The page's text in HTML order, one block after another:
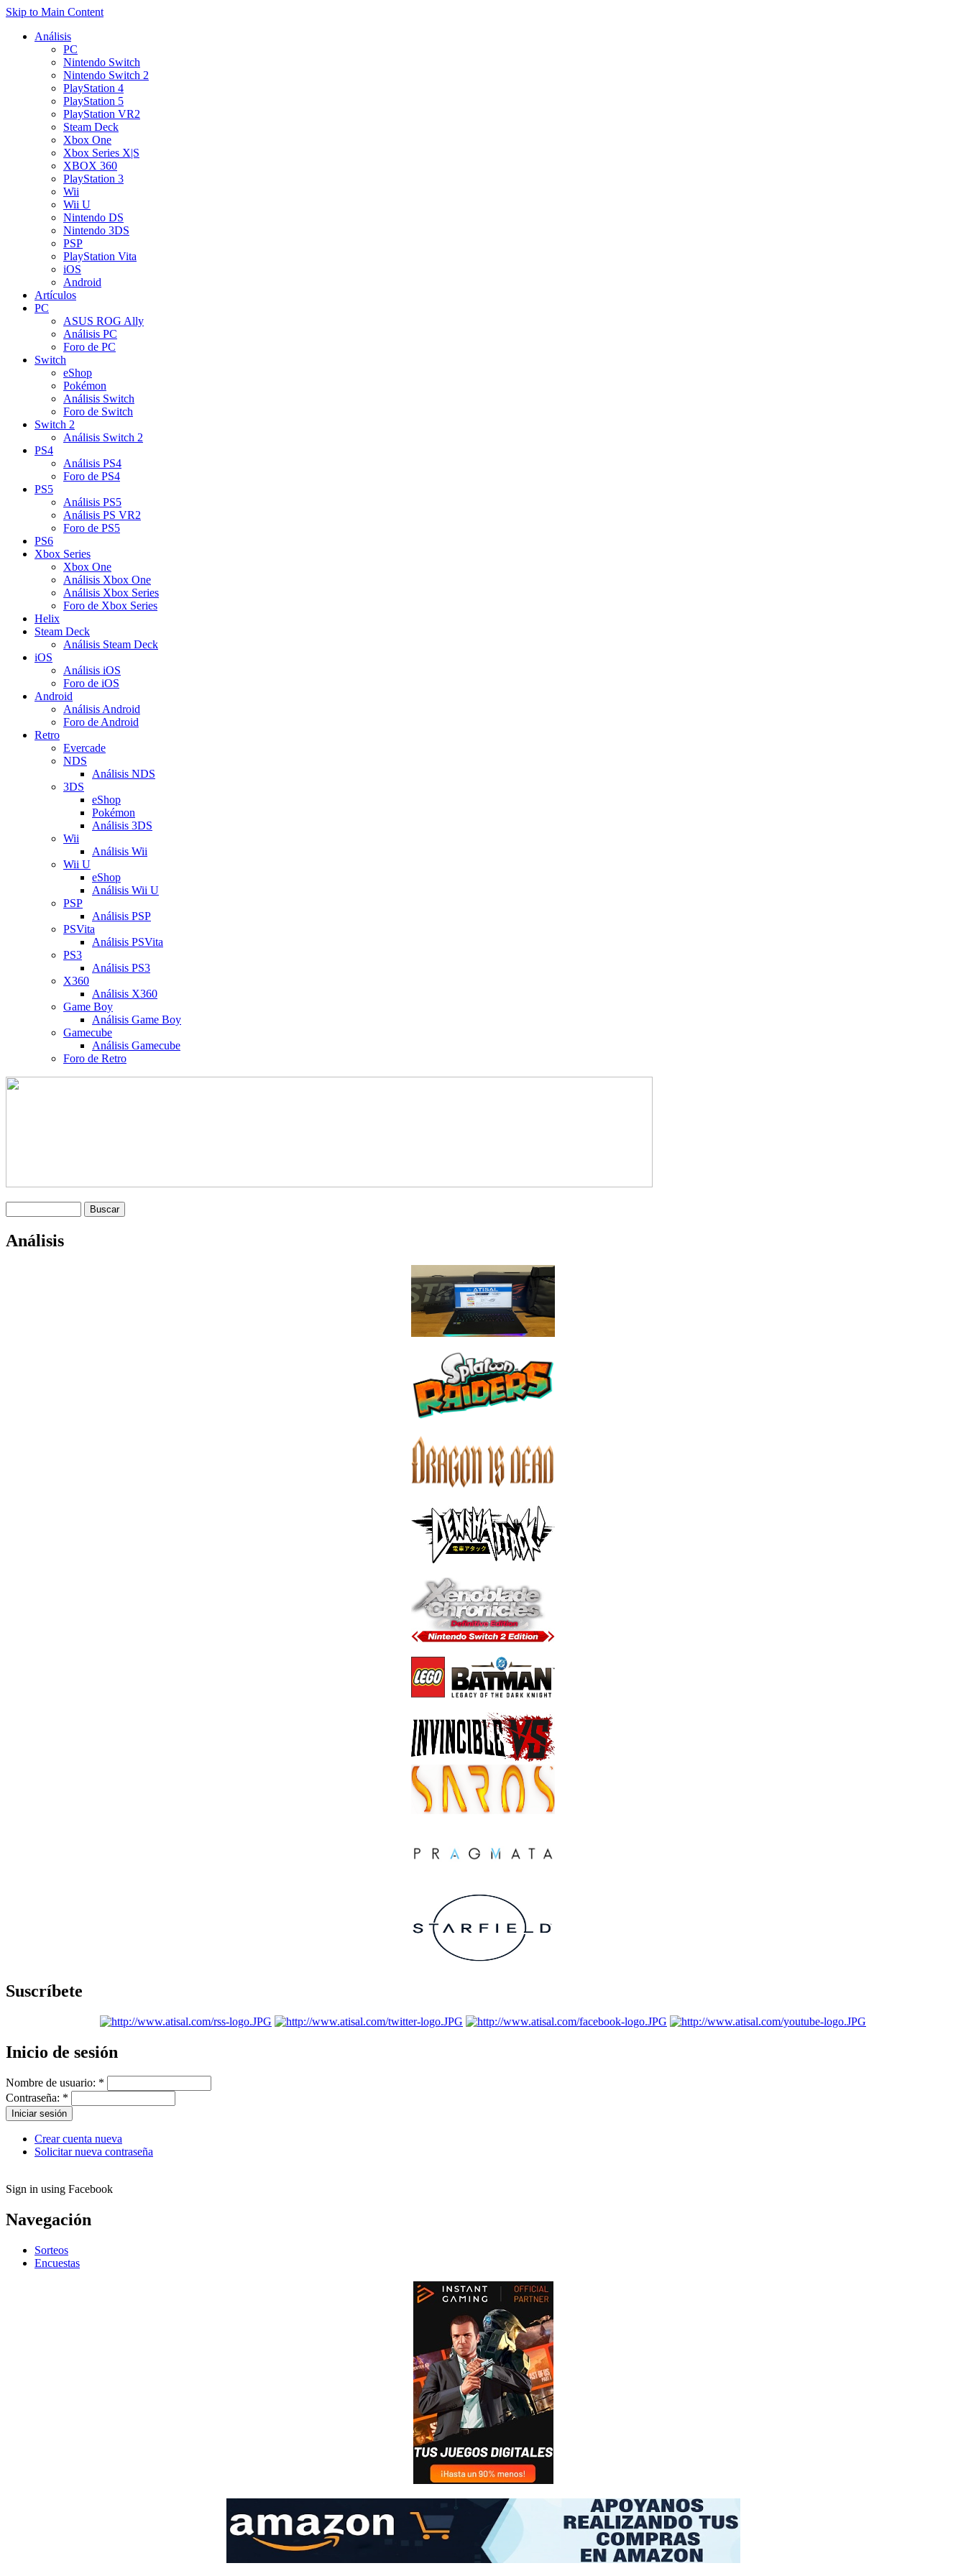
Skip to Main Content
Análisis
PC
Nintendo Switch
Nintendo Switch 2
PlayStation 4
PlayStation 5
PlayStation VR2
Steam Deck
Xbox One
Xbox Series X|S
XBOX 360
PlayStation 3
Wii
Wii U
Nintendo DS
Nintendo 3DS
PSP
PlayStation Vita
iOS
Android
Artículos
PC
ASUS ROG Ally
Análisis PC
Foro de PC
Switch
eShop
Pokémon
Análisis Switch
Foro de Switch
Switch 2
Análisis Switch 2
PS4
Análisis PS4
Foro de PS4
PS5
Análisis PS5
Análisis PS VR2
Foro de PS5
PS6
Xbox Series
Xbox One
Análisis Xbox One
Análisis Xbox Series
Foro de Xbox Series
Helix
Steam Deck
Análisis Steam Deck
iOS
Análisis iOS
Foro de iOS
Android
Análisis Android
Foro de Android
Retro
Evercade
NDS
Análisis NDS
3DS
eShop
Pokémon
Análisis 3DS
Wii
Análisis Wii
Wii U
eShop
Análisis Wii U
PSP
Análisis PSP
PSVita
Análisis PSVita
PS3
Análisis PS3
X360
Análisis X360
Game Boy
Análisis Game Boy
Gamecube
Análisis Gamecube
Foro de Retro
Análisis
Suscríbete
Inicio de sesión
Nombre de usuario: *
Contraseña: *
Crear cuenta nueva
Solicitar nueva contraseña
Sign in using Facebook
Navegación
Sorteos
Encuestas